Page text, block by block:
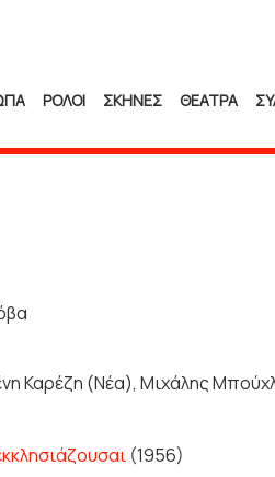
ΡΟΛΟΙ ΣΚΗΝΕΣ ΘΕΑΤΡΑ
Καρέζη (Νέα), Μιχάλης
(1956)